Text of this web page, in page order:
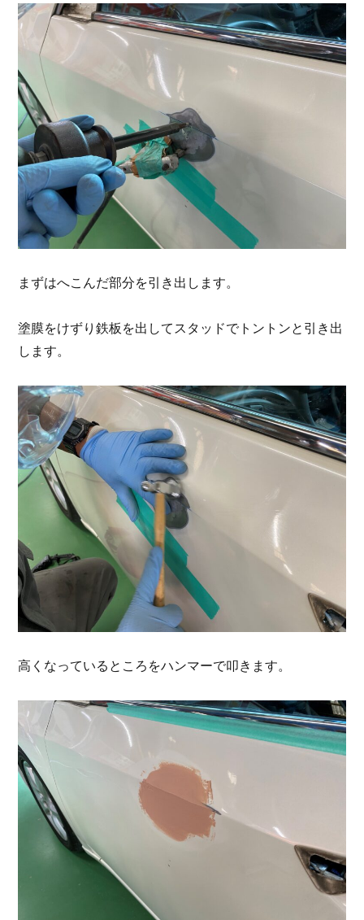
まずはへこんだ部分を引き出します。
塗膜をけずり鉄板を出してスタッドでトントンと引き出
します。
高くなっているところをハンマーで叩きます。